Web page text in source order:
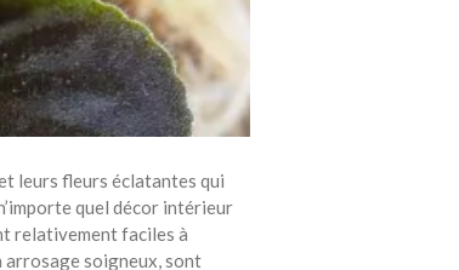
leurs fleurs éclatantes qui
quel décor intérieur
relativement faciles à
arrosage soigneux, sont